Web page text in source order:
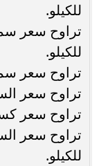
للكيلو.
للكيلو.
تراوح سعر سمك باغة من
تراوح سعر السردين من 60
تراوح سعر كسكمري من 60
للكيلو.